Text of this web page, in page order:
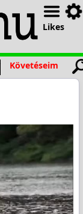
Likes
Követéseim